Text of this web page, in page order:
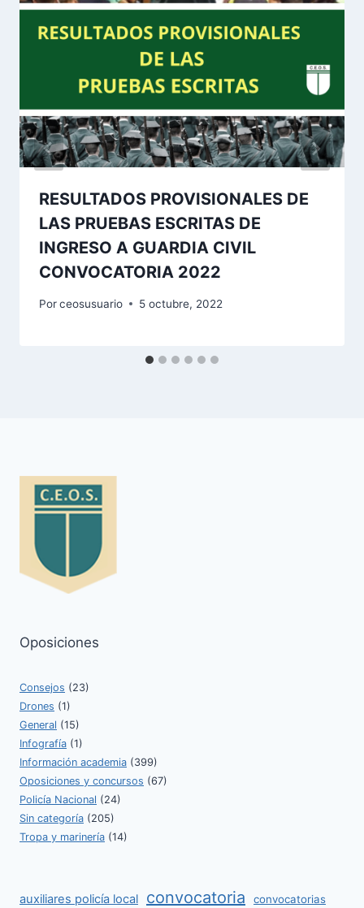
RESULTADOS PROVISIONALES DE
LAS PRUEBAS ESCRITAS DE
INGRESO A GUARDIA CIVIL
CONVOCATORIA 2022
Porceosusuario 5 octubre, 2022
Oposiciones
Consejos (23)
Drones (1)
General (15)
Infografía (1)
Información academia (399)
Oposiciones y concursos (67)
Policía Nacional (24)
Sin categoría (205)
Tropa y marinería (14)
auxiliares policía local convocatoria convocatorias